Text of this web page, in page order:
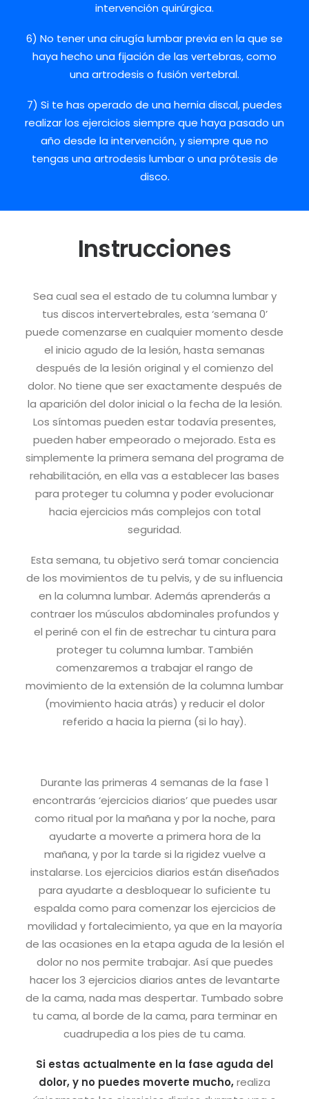
intervención quirúrgica.
6) No tener una cirugía lumbar previa en la que se
haya hecho una fijación de las vertebras, como
una artrodesis o fusión vertebral.
7) Si te has operado de una hernia discal, puedes
realizar los ejercicios siempre que haya pasado un
año desde la intervención, y siempre que no
tengas una artrodesis lumbar o una prótesis de
disco.
Instrucciones
Sea cual sea el estado de tu columna lumbar y
tus discos intervertebrales, esta ‘semana 0’
puede comenzarse en cualquier momento desde
el inicio agudo de la lesión, hasta semanas
después de la lesión original y el comienzo del
dolor. No tiene que ser exactamente después de
la aparición del dolor inicial o la fecha de la lesión.
Los síntomas pueden estar todavía presentes,
pueden haber empeorado o mejorado. Esta es
simplemente la primera semana del programa de
rehabilitación, en ella vas a establecer las bases
para proteger tu columna y poder evolucionar
hacia ejercicios más complejos con total
seguridad.
Esta semana, tu objetivo será tomar conciencia
de los movimientos de tu pelvis, y de su influencia
en la columna lumbar. Además aprenderás a
contraer los músculos abdominales profundos y
el periné con el fin de estrechar tu cintura para
proteger tu columna lumbar. También
comenzaremos a trabajar el rango de
movimiento de la extensión de la columna lumbar
(movimiento hacia atrás) y reducir el dolor
referido a hacia la pierna (si lo hay).
Durante las primeras 4 semanas de la fase 1
encontrarás ‘ejercicios diarios’ que puedes usar
como ritual por la mañana y por la noche, para
ayudarte a moverte a primera hora de la
mañana, y por la tarde si la rigidez vuelve a
instalarse. Los ejercicios diarios están diseñados
para ayudarte a desbloquear lo suficiente tu
espalda como para comenzar los ejercicios de
movilidad y fortalecimiento, ya que en la mayoría
de las ocasiones en la etapa aguda de la lesión el
dolor no nos permite trabajar. Así que puedes
hacer los 3 ejercicios diarios antes de levantarte
de la cama, nada mas despertar. Tumbado sobre
tu cama, al borde de la cama, para terminar en
cuadrupedia a los pies de tu cama.
Si estas actualmente en la fase aguda del
dolor, y no puedes moverte mucho,realiza